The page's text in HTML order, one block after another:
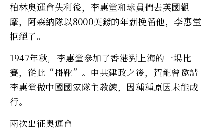
柏林奧運會失利後，李惠堂和球員們去英國觀
摩，阿森納隊以8000英鎊的年薪挽留他，李惠堂
拒絕了。
1947年秋，李惠堂參加了香港對上海的一場比
賽，從此“掛靴”。中共建政之後，賀龍曾邀請
李惠堂做中國國家隊主教練，因種種原因未能成
行。
兩次出征奧運會